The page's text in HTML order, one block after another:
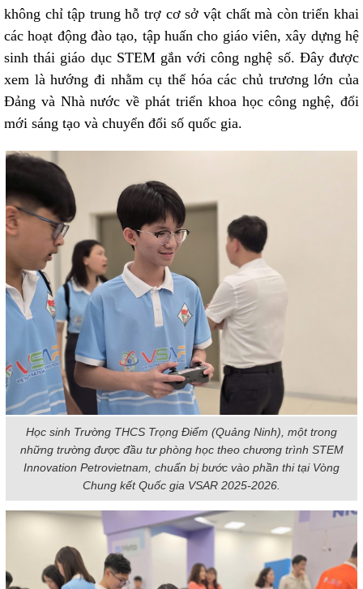
không chỉ tập trung hỗ trợ cơ sở vật chất mà còn triển khai
các hoạt động đào tạo, tập huấn cho giáo viên, xây dựng hệ
sinh thái giáo dục STEM gắn với công nghệ số. Đây được
xem là hướng đi nhằm cụ thể hóa các chủ trương lớn của
Đảng và Nhà nước về phát triển khoa học công nghệ, đổi
mới sáng tạo và chuyển đổi số quốc gia.
Học sinh Trường THCS Trọng Điểm (Quảng Ninh), một trong
những trường được đầu tư phòng học theo chương trình STEM
Innovation Petrovietnam, chuẩn bị bước vào phần thi tại Vòng
Chung kết Quốc gia VSAR 2025-2026.